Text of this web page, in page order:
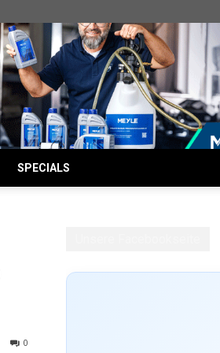
SPECIALS
0